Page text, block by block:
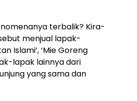
terbalik? Kira-
menjual lapak-
Islami’, ‘Mie Goreng
lapak lainnya dari
yang sama dan